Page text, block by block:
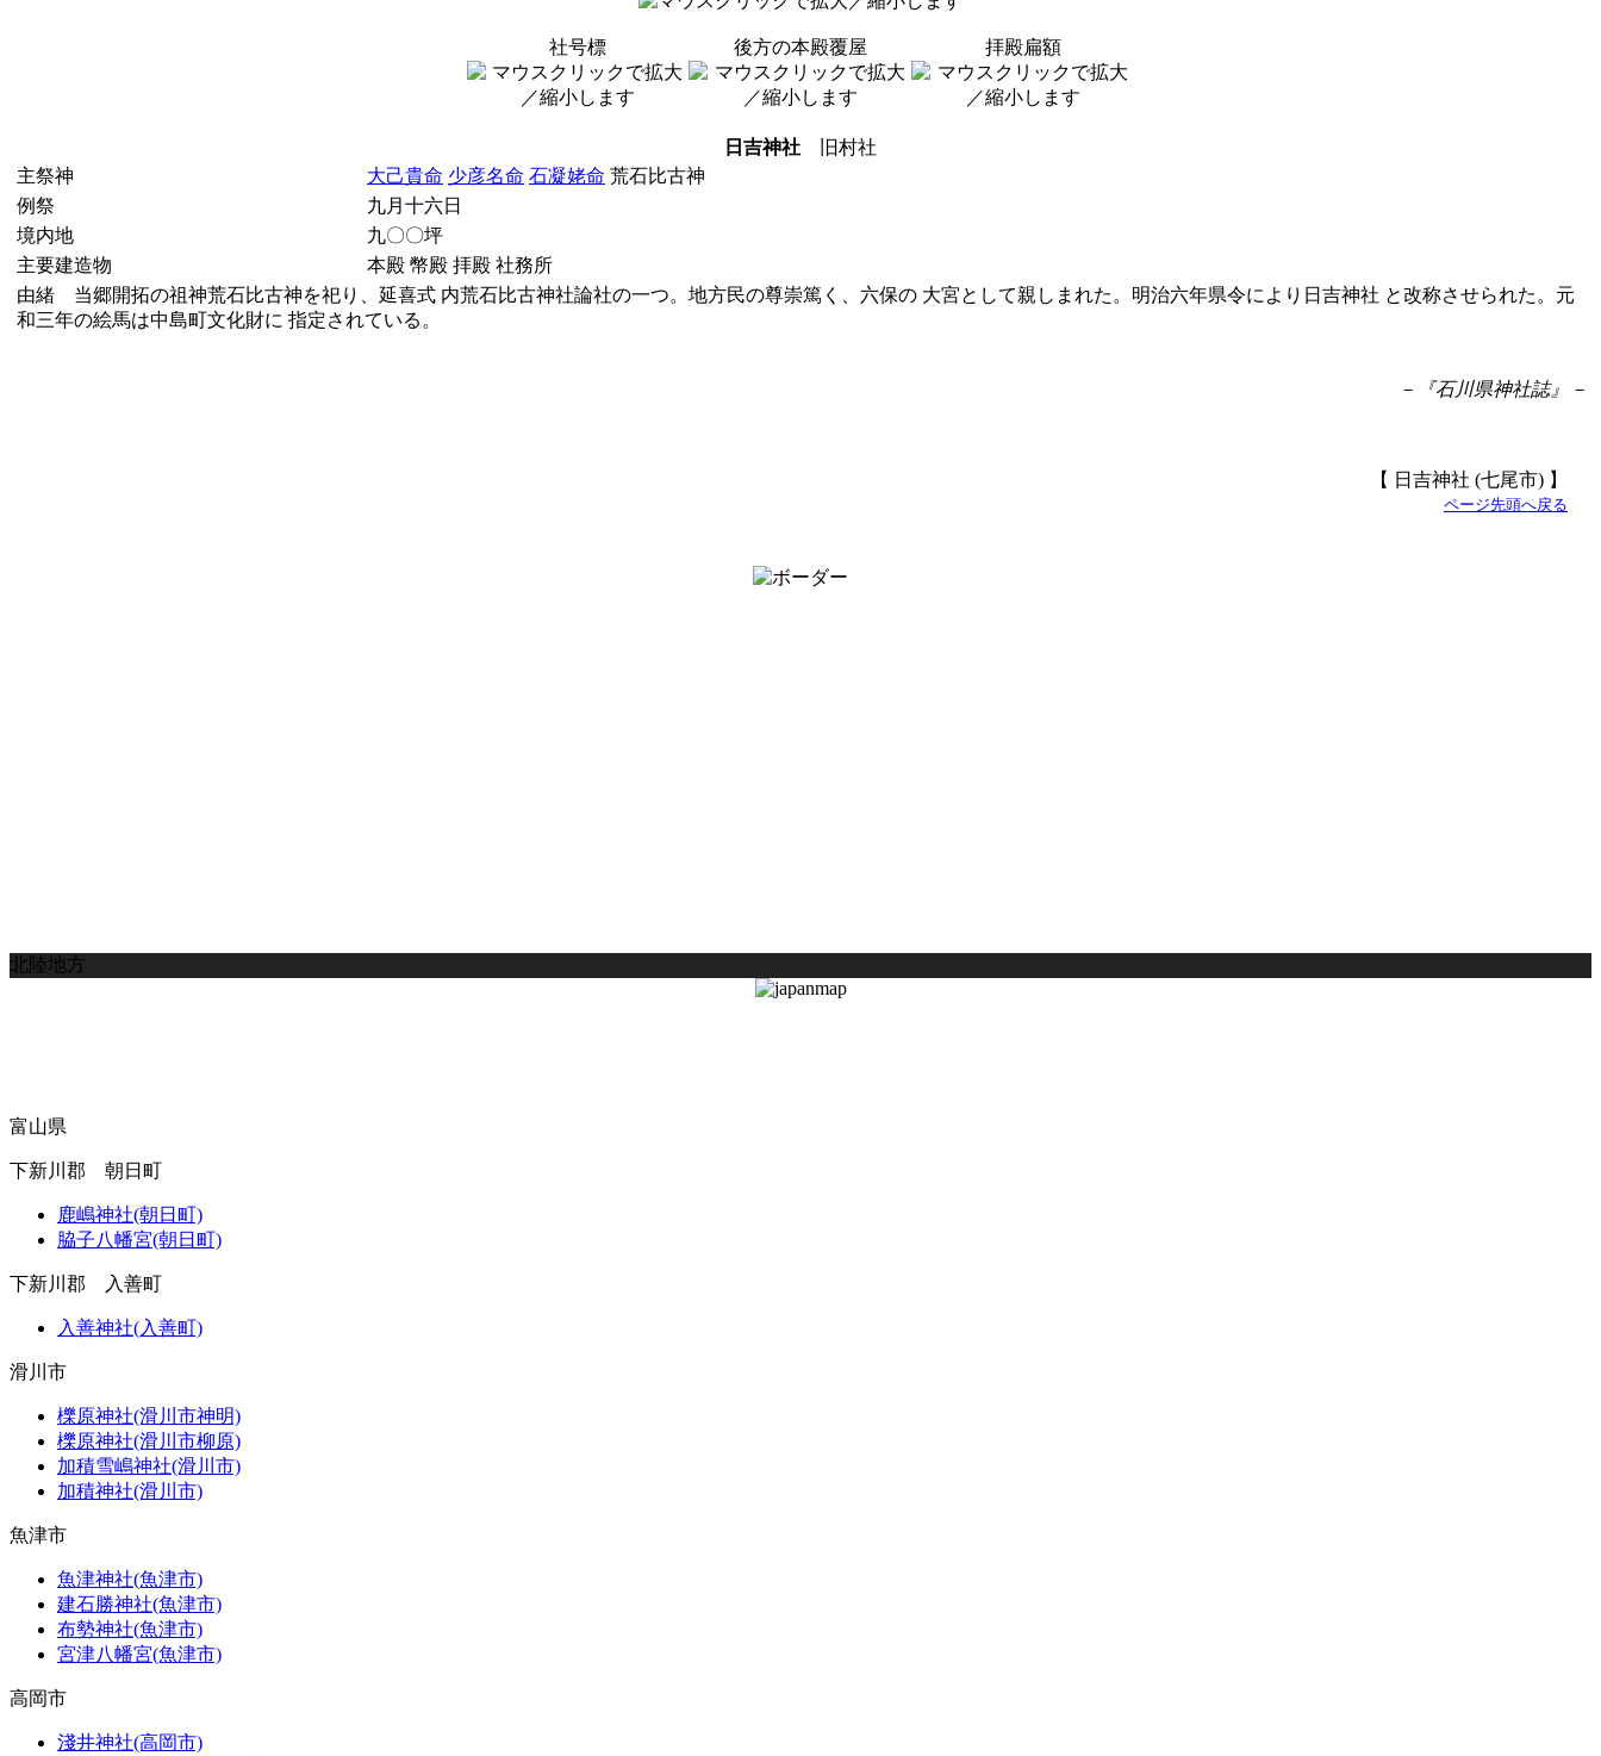
社号標 後方の本殿覆屋 拝殿扁額
日吉神社 旧村社
主祭神
大己貴命 少彦名命 石凝姥命 荒石比古神
例祭
九月十六日
境内地
九〇〇坪
主要建造物
本殿 幣殿 拝殿 社務所
由緒 当郷開拓の祖神荒石比古神を祀り、延喜式 内荒石比古神社論社の一つ。地方民の尊崇篤く、六保の 大宮として親しまれた。明治六年県令により日吉神社 と改称させられた。元
和三年の絵馬は中島町文化財に 指定されている。
－『石川県神社誌』－
【 日吉神社 (七尾市) 】
ページ先頭へ戻る
北陸地方
富山県
下新川郡 朝日町
鹿嶋神社(朝日町)
脇子八幡宮(朝日町)
下新川郡 入善町
入善神社(入善町)
滑川市
櫟原神社(滑川市神明)
櫟原神社(滑川市柳原)
加積雪嶋神社(滑川市)
加積神社(滑川市)
魚津市
魚津神社(魚津市)
建石勝神社(魚津市)
布勢神社(魚津市)
宮津八幡宮(魚津市)
高岡市
淺井神社(高岡市)